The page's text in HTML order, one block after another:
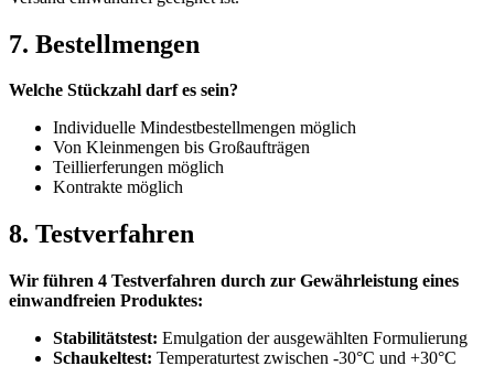
7. Bestellmengen
Welche Stückzahl darf es sein?
Individuelle Mindestbestellmengen möglich
Von Kleinmengen bis Großaufträgen
Teillierferungen möglich
Kontrakte möglich
8. Testverfahren
Wir führen 4 Testverfahren durch zur Gewährleistung eines
einwandfreien Produktes:
Stabilitätstest: Emulgation der ausgewählten Formulierung
Schaukeltest: Temperaturtest zwischen -30°C und +30°C